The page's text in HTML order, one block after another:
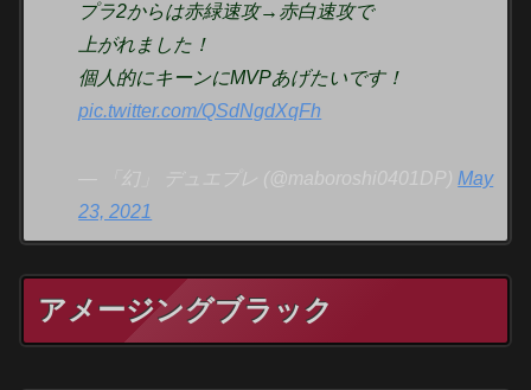
プラ2からは赤緑速攻→赤白速攻で
上がれました！
個人的にキーンにMVPあげたいです！
pic.twitter.com/QSdNgdXqFh
— 「幻」 デュエプレ (@maboroshi0401DP)May
23, 2021
アメージングブラック